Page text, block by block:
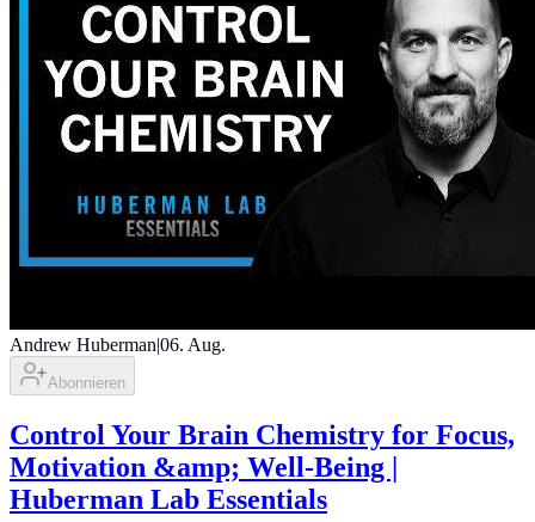
Andrew Huberman|06. Aug.
Abonnieren
Control Your Brain Chemistry for Focus,
Motivation &amp; Well-Being |
Huberman Lab Essentials